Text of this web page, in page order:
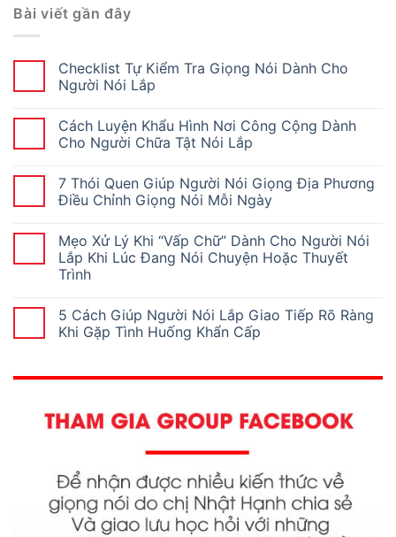
Bài viết gần đây
Checklist Tự Kiểm Tra Giọng Nói Dành Cho
Người Nói Lắp
Cách Luyện Khẩu Hình Nơi Công Cộng Dành
Cho Người Chữa Tật Nói Lắp
7 Thói Quen Giúp Người Nói Giọng Địa Phương
Điều Chỉnh Giọng Nói Mỗi Ngày
Mẹo Xử Lý Khi “Vấp Chữ” Dành Cho Người Nói
Lắp Khi Lúc Đang Nói Chuyện Hoặc Thuyết
Trình
5 Cách Giúp Người Nói Lắp Giao Tiếp Rõ Ràng
Khi Gặp Tình Huống Khẩn Cấp